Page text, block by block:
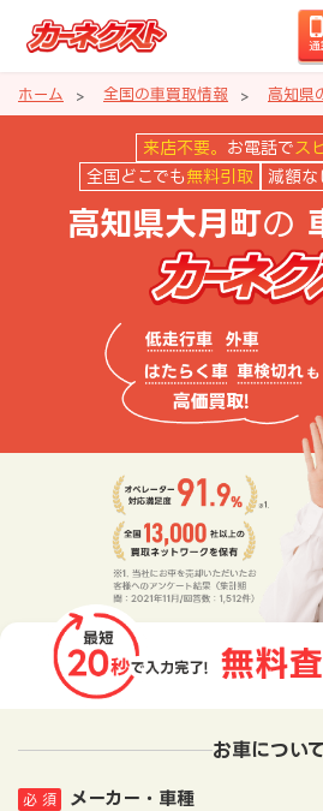
ホーム 全国の車買取情報 高知県
高知県大月町の車
来店不要。 お電話で ス
全国どこでも 無料引取 減額な
高知県大月町の
お車について
メーカー・車種
必 須